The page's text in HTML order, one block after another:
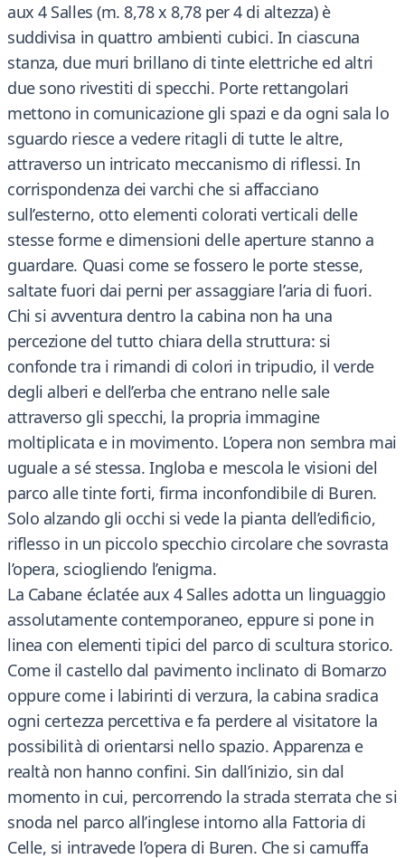
aux 4 Salles (m. 8,78 x 8,78 per 4 di altezza) è
suddivisa in quattro ambienti cubici. In ciascuna
stanza, due muri brillano di tinte elettriche ed altri
due sono rivestiti di specchi. Porte rettangolari
mettono in comunicazione gli spazi e da ogni sala lo
sguardo riesce a vedere ritagli di tutte le altre,
attraverso un intricato meccanismo di riflessi. In
corrispondenza dei varchi che si affacciano
sull’esterno, otto elementi colorati verticali delle
stesse forme e dimensioni delle aperture stanno a
guardare. Quasi come se fossero le porte stesse,
saltate fuori dai perni per assaggiare l’aria di fuori.
Chi si avventura dentro la cabina non ha una
percezione del tutto chiara della struttura: si
confonde tra i rimandi di colori in tripudio, il verde
degli alberi e dell’erba che entrano nelle sale
attraverso gli specchi, la propria immagine
moltiplicata e in movimento. L’opera non sembra mai
uguale a sé stessa. Ingloba e mescola le visioni del
parco alle tinte forti, firma inconfondibile di Buren.
Solo alzando gli occhi si vede la pianta dell’edificio,
riflesso in un piccolo specchio circolare che sovrasta
l’opera, sciogliendo l’enigma.
La Cabane éclatée aux 4 Salles adotta un linguaggio
assolutamente contemporaneo, eppure si pone in
linea con elementi tipici del parco di scultura storico.
Come il castello dal pavimento inclinato di Bomarzo
oppure come i labirinti di verzura, la cabina sradica
ogni certezza percettiva e fa perdere al visitatore la
possibilità di orientarsi nello spazio. Apparenza e
realtà non hanno confini. Sin dall’inizio, sin dal
momento in cui, percorrendo la strada sterrata che si
snoda nel parco all’inglese intorno alla Fattoria di
Celle, si intravede l’opera di Buren. Che si camuffa